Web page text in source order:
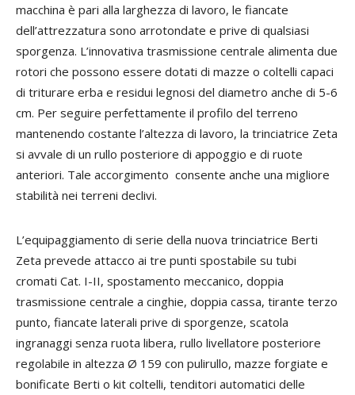
macchina è pari alla larghezza di lavoro, le fiancate
dell’attrezzatura sono arrotondate e prive di qualsiasi
sporgenza. L’innovativa trasmissione centrale alimenta due
rotori che possono essere dotati di mazze o coltelli capaci
di triturare erba e residui legnosi del diametro anche di 5-6
cm. Per seguire perfettamente il profilo del terreno
mantenendo costante l’altezza di lavoro, la trinciatrice Zeta
si avvale di un rullo posteriore di appoggio e di ruote
anteriori. Tale accorgimento consente anche una migliore
stabilità nei terreni declivi.
L’equipaggiamento di serie della nuova trinciatrice Berti
Zeta prevede attacco ai tre punti spostabile su tubi
cromati Cat. I-II, spostamento meccanico, doppia
trasmissione centrale a cinghie, doppia cassa, tirante terzo
punto, fiancate laterali prive di sporgenze, scatola
ingranaggi senza ruota libera, rullo livellatore posteriore
regolabile in altezza Ø 159 con pulirullo, mazze forgiate e
bonificate Berti o kit coltelli, tenditori automatici delle